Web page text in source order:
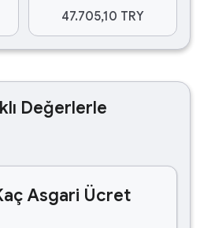
47.705,10 TRY
Değerlerle
Asgari Ücret